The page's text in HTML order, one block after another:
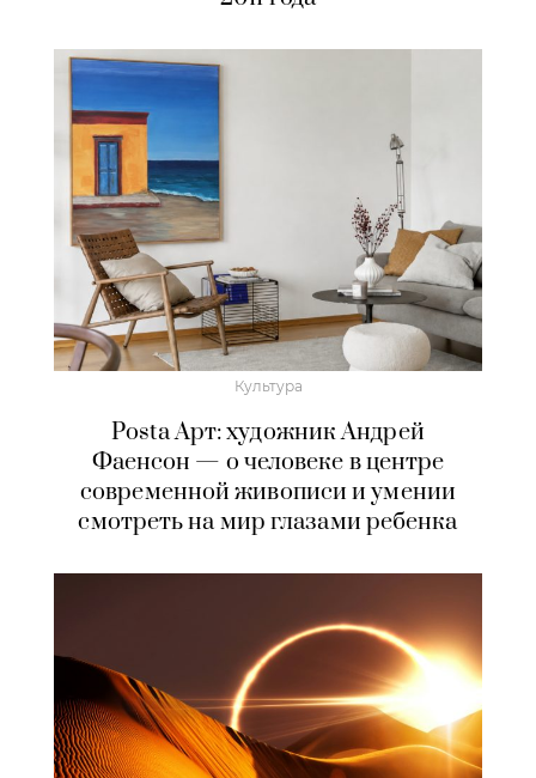
Культура
Posta Арт: художник Андрей
Фаенсон — о человеке в центре
современной живописи и умении
смотреть на мир глазами ребенка